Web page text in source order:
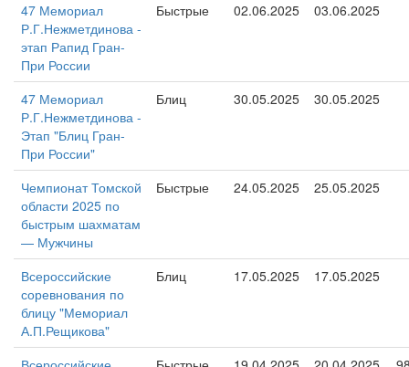
47 Мемориал
Р.Г.Нежметдинова -
этап Рапид Гран-
При России
Быстрые 02.06.2025 03.06.2025
47 Мемориал
Р.Г.Нежметдинова -
Этап "Блиц Гран-
При России"
Блиц 30.05.2025 30.05.2025
Чемпионат Томской
области 2025 по
быстрым шахматам
— Мужчины
Быстрые 24.05.2025 25.05.2025
Всероссийские
соревнования по
блицу "Мемориал
А.П.Рещикова"
Блиц 17.05.2025 17.05.2025